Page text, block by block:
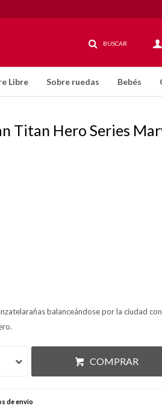
Libre Sobre ruedas Bebés
Titan Hero Series
balanceándose por la ciudad
COMPRAR
de envío